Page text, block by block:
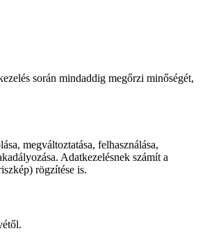
során mindaddig megőrzi minőségét,
megváltoztatása, felhasználása,
Adatkezelésnek számít a
rögzítése is.